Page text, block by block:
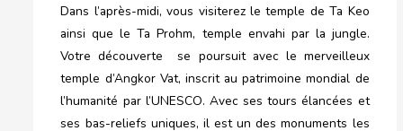
Dans l’après-midi, vous visiterez le temple de Ta Keo
ainsi que le Ta Prohm, temple envahi par la jungle.
Votre découverte se poursuit avec le merveilleux
temple d’Angkor Vat, inscrit au patrimoine mondial de
l’humanité par l’UNESCO. Avec ses tours élancées et
ses bas-reliefs uniques, il est un des monuments les